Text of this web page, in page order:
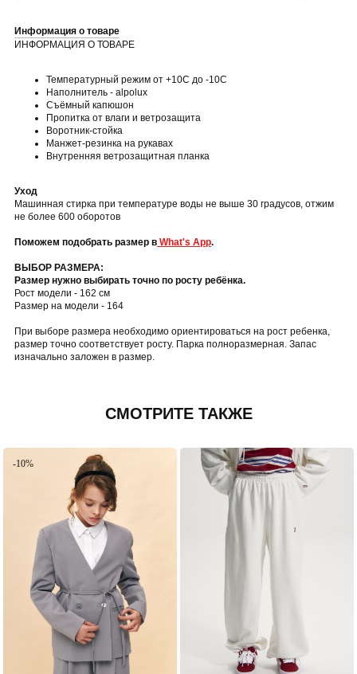
Информация о товаре
ИНФОРМАЦИЯ О ТОВАРЕ
Температурный режим от +10С до -10С
Наполнитель - alpolux
Съёмный капюшон
Пропитка от влаги и ветрозащита
Воротник-стойка
Манжет-резинка на рукавах
Внутренняя ветрозащитная планка
Уход
Машинная стирка при температуре воды не выше 30 градусов, отжим
не более 600 оборотов
Поможем подобрать размер в What's App.
ВЫБОР РАЗМЕРА:
Размер нужно выбирать точно по росту ребёнка.
Рост модели - 162 см
Размер на модели - 164
При выборе размера необходимо ориентироваться на рост ребенка,
размер точно соответствует росту. Парка полноразмерная. Запас
изначально заложен в размер.
СМОТРИТЕ ТАКЖЕ
-10%